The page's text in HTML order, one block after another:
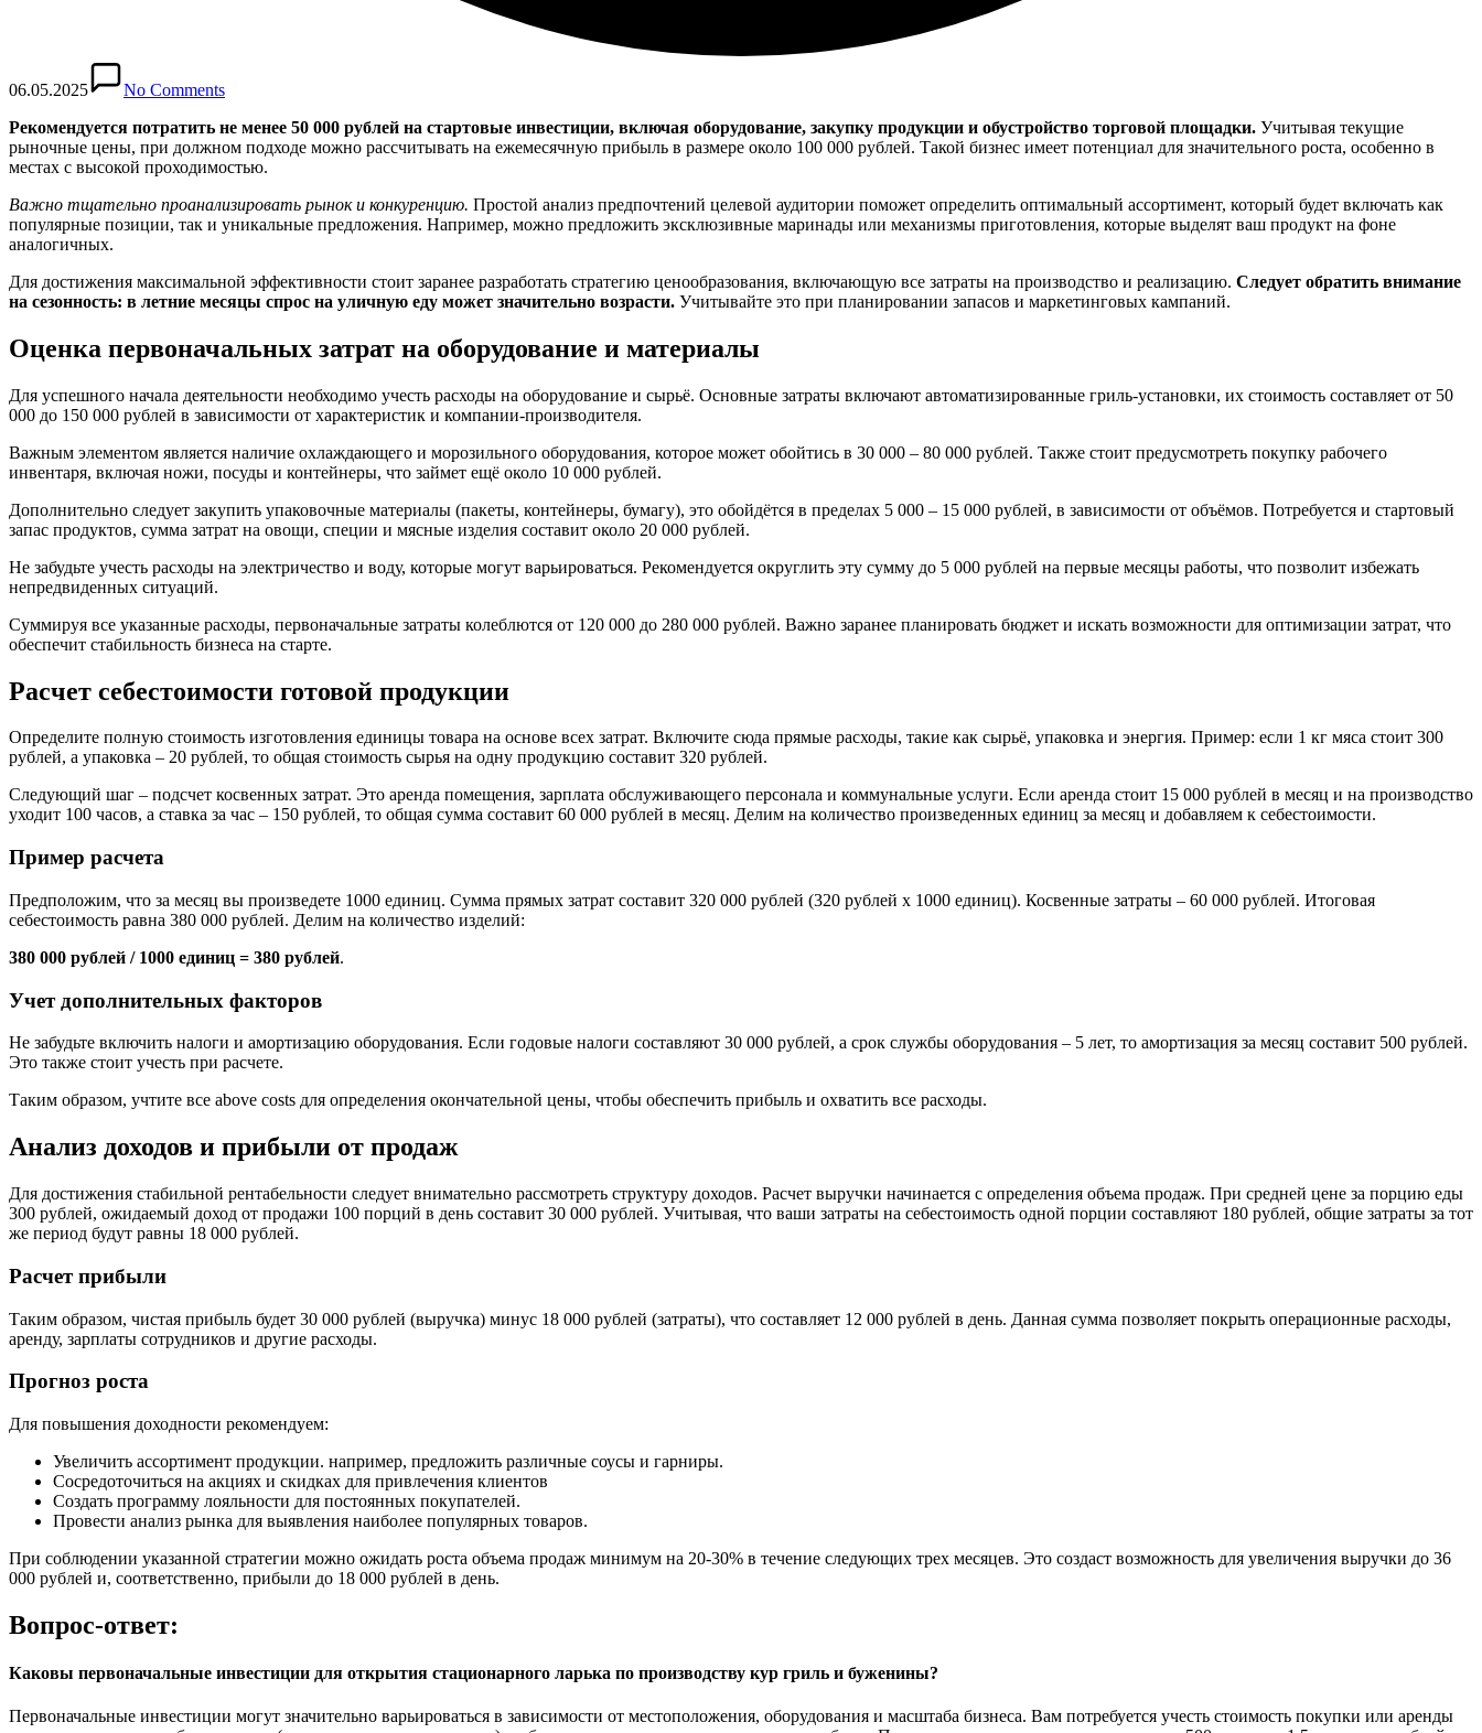
06.05.2025
No Comments
Рекомендуется потратить не менее 50 000 рублей на стартовые инвестиции, включая оборудование, закупку продукции и обустройство торговой площадки. Учитывая текущие
рыночные цены, при должном подходе можно рассчитывать на ежемесячную прибыль в размере около 100 000 рублей. Такой бизнес имеет потенциал для значительного роста, особенно в
местах с высокой проходимостью.
Важно тщательно проанализировать рынок и конкуренцию. Простой анализ предпочтений целевой аудитории поможет определить оптимальный ассортимент, который будет включать как
популярные позиции, так и уникальные предложения. Например, можно предложить эксклюзивные маринады или механизмы приготовления, которые выделят ваш продукт на фоне
аналогичных.
Для достижения максимальной эффективности стоит заранее разработать стратегию ценообразования, включающую все затраты на производство и реализацию. Следует обратить внимание
на сезонность: в летние месяцы спрос на уличную еду может значительно возрасти. Учитывайте это при планировании запасов и маркетинговых кампаний.
Оценка первоначальных затрат на оборудование и материалы
Для успешного начала деятельности необходимо учесть расходы на оборудование и сырьё. Основные затраты включают автоматизированные гриль-установки, их стоимость составляет от 50
000 до 150 000 рублей в зависимости от характеристик и компании-производителя.
Важным элементом является наличие охлаждающего и морозильного оборудования, которое может обойтись в 30 000 – 80 000 рублей. Также стоит предусмотреть покупку рабочего
инвентаря, включая ножи, посуды и контейнеры, что займет ещё около 10 000 рублей.
Дополнительно следует закупить упаковочные материалы (пакеты, контейнеры, бумагу), это обойдётся в пределах 5 000 – 15 000 рублей, в зависимости от объёмов. Потребуется и стартовый
запас продуктов, сумма затрат на овощи, специи и мясные изделия составит около 20 000 рублей.
Не забудьте учесть расходы на электричество и воду, которые могут варьироваться. Рекомендуется округлить эту сумму до 5 000 рублей на первые месяцы работы, что позволит избежать
непредвиденных ситуаций.
Суммируя все указанные расходы, первоначальные затраты колеблются от 120 000 до 280 000 рублей. Важно заранее планировать бюджет и искать возможности для оптимизации затрат, что
обеспечит стабильность бизнеса на старте.
Расчет себестоимости готовой продукции
Определите полную стоимость изготовления единицы товара на основе всех затрат. Включите сюда прямые расходы, такие как сырьё, упаковка и энергия. Пример: если 1 кг мяса стоит 300
рублей, а упаковка – 20 рублей, то общая стоимость сырья на одну продукцию составит 320 рублей.
Следующий шаг – подсчет косвенных затрат. Это аренда помещения, зарплата обслуживающего персонала и коммунальные услуги. Если аренда стоит 15 000 рублей в месяц и на производство
уходит 100 часов, а ставка за час – 150 рублей, то общая сумма составит 60 000 рублей в месяц. Делим на количество произведенных единиц за месяц и добавляем к себестоимости.
Пример расчета
Предположим, что за месяц вы произведете 1000 единиц. Сумма прямых затрат составит 320 000 рублей (320 рублей х 1000 единиц). Косвенные затраты – 60 000 рублей. Итоговая
себестоимость равна 380 000 рублей. Делим на количество изделий:
380 000 рублей / 1000 единиц = 380 рублей.
Учет дополнительных факторов
Не забудьте включить налоги и амортизацию оборудования. Если годовые налоги составляют 30 000 рублей, а срок службы оборудования – 5 лет, то амортизация за месяц составит 500 рублей.
Это также стоит учесть при расчете.
Таким образом, учтите все above costs для определения окончательной цены, чтобы обеспечить прибыль и охватить все расходы.
Анализ доходов и прибыли от продаж
Для достижения стабильной рентабельности следует внимательно рассмотреть структуру доходов. Расчет выручки начинается с определения объема продаж. При средней цене за порцию еды
300 рублей, ожидаемый доход от продажи 100 порций в день составит 30 000 рублей. Учитывая, что ваши затраты на себестоимость одной порции составляют 180 рублей, общие затраты за тот
же период будут равны 18 000 рублей.
Расчет прибыли
Таким образом, чистая прибыль будет 30 000 рублей (выручка) минус 18 000 рублей (затраты), что составляет 12 000 рублей в день. Данная сумма позволяет покрыть операционные расходы,
аренду, зарплаты сотрудников и другие расходы.
Прогноз роста
Для повышения доходности рекомендуем:
Увеличить ассортимент продукции. например, предложить различные соусы и гарниры.
Сосредоточиться на акциях и скидках для привлечения клиентов
Создать программу лояльности для постоянных покупателей.
Провести анализ рынка для выявления наиболее популярных товаров.
При соблюдении указанной стратегии можно ожидать роста объема продаж минимум на 20-30% в течение следующих трех месяцев. Это создаст возможность для увеличения выручки до 36
000 рублей и, соответственно, прибыли до 18 000 рублей в день.
Вопрос-ответ:
Каковы первоначальные инвестиции для открытия стационарного ларька по производству кур гриль и буженины?
Первоначальные инвестиции могут значительно варьироваться в зависимости от местоположения, оборудования и масштаба бизнеса. Вам потребуется учесть стоимость покупки или аренды